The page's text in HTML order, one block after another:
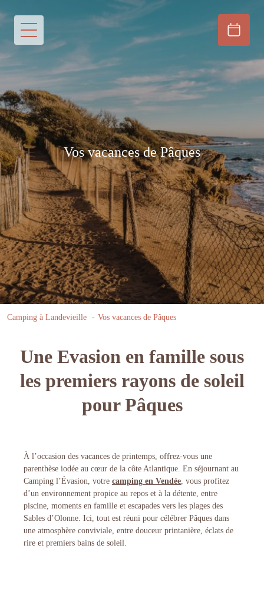
Vos vacances de Pâques
Camping à Landevieille Vos vacances de Pâques
Une Evasion en famille sous
les premiers rayons de soleil
pour Pâques
À l’occasion des vacances de printemps, offrez-vous une
parenthèse iodée au cœur de la côte Atlantique. En séjournant au
Camping l’Évasion, votre camping en Vendée , vous profitez
d’un environnement propice au repos et à la détente, entre
piscine, moments en famille et escapades vers les plages des
Sables d’Olonne. Ici, tout est réuni pour célébrer Pâques dans
une atmosphère conviviale, entre douceur printanière, éclats de
rire et premiers bains de soleil.